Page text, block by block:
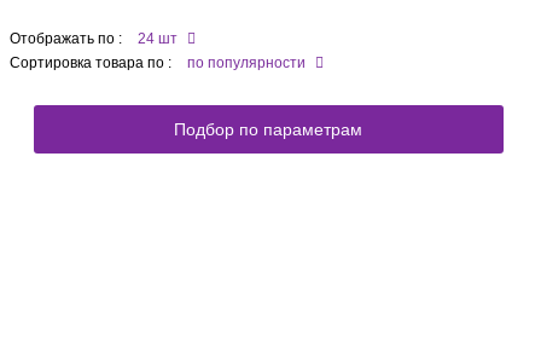
Отображать по :
24 шт
Сортировка товара по :
по популярности
Подбор по параметрам